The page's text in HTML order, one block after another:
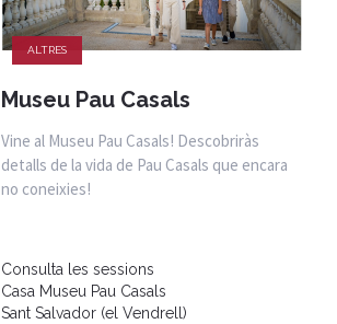
ALTRES
Museu Pau Casals
Vine al Museu Pau Casals! Descobriràs
detalls de la vida de Pau Casals que encara
no coneixies!
Consulta les sessions
Casa Museu Pau Casals
Sant Salvador (el Vendrell)